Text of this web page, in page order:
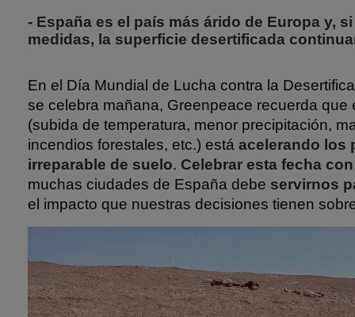
- España es el país más árido de Europa y,
medidas, la superficie desertificada
En el Día Mundial de Lucha contra la
se celebra mañana, Greenpeace recuerda que
(subida de temperatura, menor precipitación,
incendios forestales, etc.) está acelerando los
irreparable de suelo. Celebrar esta fecha
muchas ciudades de España debe servirnos
el impacto que nuestras decisiones tienen